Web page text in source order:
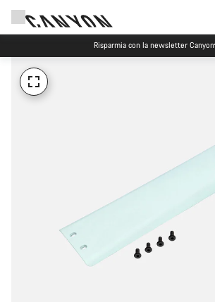
Risparmia con la newsletter Canyon